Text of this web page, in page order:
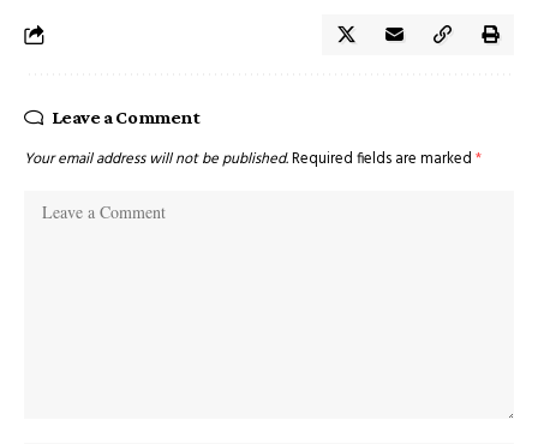
Leave a Comment
Your email address will not be published.Required fields are marked *